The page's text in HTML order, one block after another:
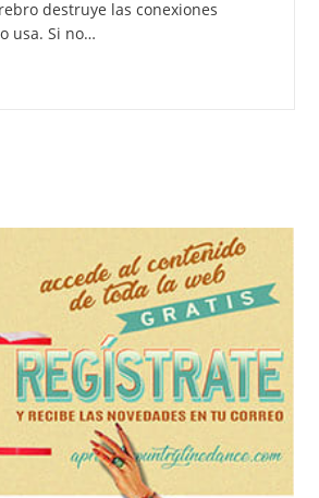
destruye las conexiones
usa. Si no…
tendrás acceso completo a la web. Puedes
directorio alfabético de vídeos tutoriales y
que más te apetezca. Recibirás en tu
con las novedades tanto en el blog, como
En cualquier momento puedes dar de baja
a la newsletter sin dejar de estar registrado.
REGÍSTRATE